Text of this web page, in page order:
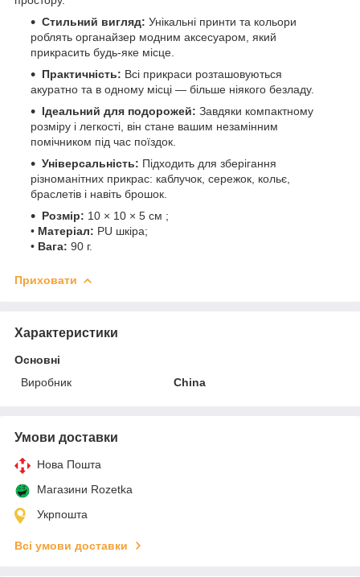
Стильний вигляд: Унікальні принти та кольори
роблять органайзер модним аксесуаром, який
прикрасить будь-яке місце.
Практичність: Всі прикраси розташовуються
акуратно та в одному місці — більше ніякого безладу.
Ідеальний для подорожей: Завдяки компактному
розміру і легкості, він стане вашим незамінним
помічником під час поїздок.
Універсальність: Підходить для зберігання
різноманітних прикрас: каблучок, сережок, кольє,
браслетів і навіть брошок.
Розмір: 10 × 10 × 5 см ;
• Матеріал: PU шкіра;
• Вага: 90 г.
Приховати
Характеристики
Основні
Виробник
China
Умови доставки
Нова Пошта
Магазини Rozetka
Укрпошта
Всі умови доставки